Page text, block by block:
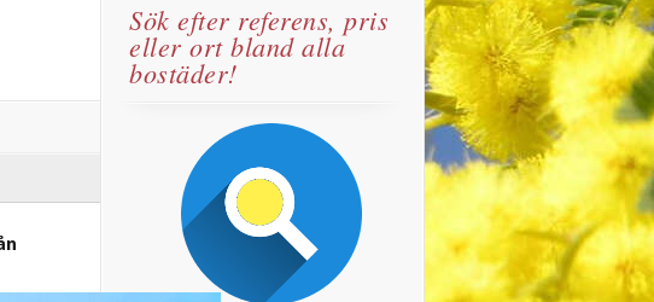
Sök efter referens, pris
eller ort bland alla
bostäder!